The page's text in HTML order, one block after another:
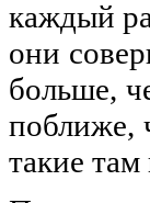
каждый
они
больше,
поближе,
такие